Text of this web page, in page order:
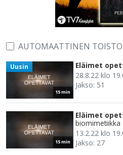
AUTOMAATTINEN TOISTO
15 min
Uusin Eläimet
28.8.22 klo
Jakso: 51
15 min
Eläimet
biomimetiikka
13.2.22 klo
Jakso: 27